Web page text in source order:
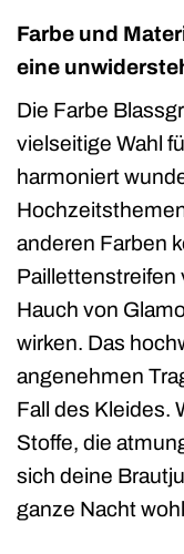
Farbe und
eine
Die Farbe
vielseitige Wahl
harmoniert
anderen Farben
Paillettenstreifen
Hauch von
wirken. Das
angenehmen
Fall des Kleides.
Stoffe, die
sich deine
ganze Nacht